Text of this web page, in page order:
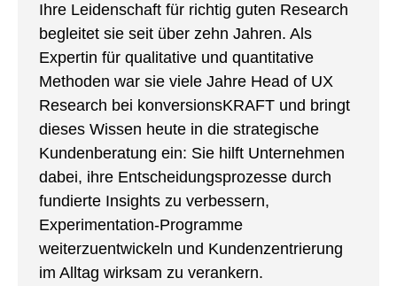
Ihre Leidenschaft für richtig guten Research
begleitet sie seit über zehn Jahren. Als
Expertin für qualitative und quantitative
Methoden war sie viele Jahre Head of UX
Research bei konversionsKRAFT und bringt
dieses Wissen heute in die strategische
Kundenberatung ein: Sie hilft Unternehmen
dabei, ihre Entscheidungsprozesse durch
fundierte Insights zu verbessern,
Experimentation-Programme
weiterzuentwickeln und Kundenzentrierung
im Alltag wirksam zu verankern.